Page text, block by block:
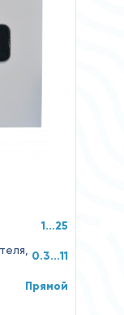
1…25
0.3...11
Прямой